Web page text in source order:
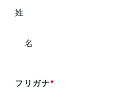
姓
名
フリガナ*